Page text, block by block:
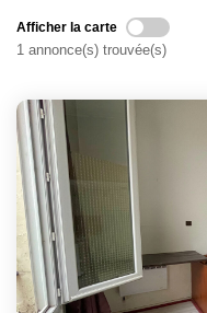
Afficher la carte
1 annonce(s) trouvée(s)